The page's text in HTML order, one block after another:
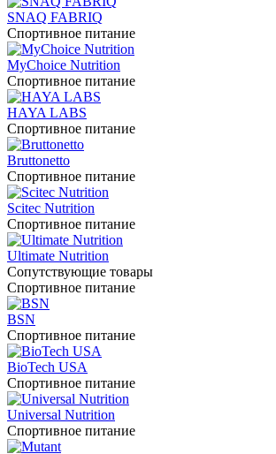
SNAQ FABRIQ
Спортивное питание
MyChoice Nutrition
Спортивное питание
HAYA LABS
Спортивное питание
Bruttonetto
Спортивное питание
Scitec Nutrition
Спортивное питание
Ultimate Nutrition
Сопутствующие товары
Спортивное питание
BSN
Спортивное питание
BioTech USA
Спортивное питание
Universal Nutrition
Спортивное питание